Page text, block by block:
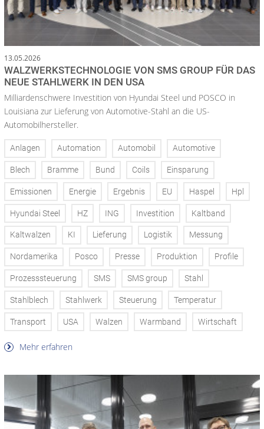
13.05.2026
WALZWERKSTECHNOLOGIE VON SMS GROUP FÜR DAS
NEUE STAHLWERK IN DEN USA
Milliardenschwere Investition von Hyundai Steel und POSCO in
Louisiana zur Lieferung von Automotive-Stahl an die US-
Automobilhersteller.
Anlagen Automation Automobil Automotive
Blech Bramme Bund Coils Einsparung
Emissionen Energie Ergebnis EU Haspel Hpl
Hyundai Steel HZ ING Investition Kaltband
Kaltwalzen KI Lieferung Logistik Messung
Nordamerika Posco Presse Produktion Profile
Prozesssteuerung SMS SMS group Stahl
Stahlblech Stahlwerk Steuerung Temperatur
Transport USA Walzen Warmband Wirtschaft
Mehr erfahren